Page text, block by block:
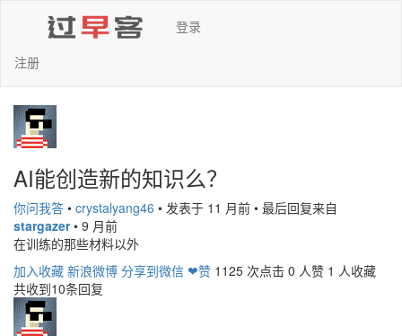
登录
注册
AI能创造新的知识么？
你问我答 • crystalyang46 • 发表于 11 月前 • 最后回复来自
stargazer • 9 月前
在训练的那些材料以外
加入收藏 新浪微博 分享到微信 ❤赞 1125 次点击 0 人赞 1 人收藏
共收到10条回复